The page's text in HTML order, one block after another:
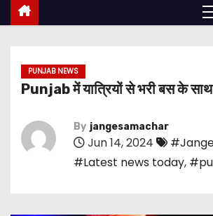
PUNJAB NEWS
Punjab में यात्रियों से भरी बस के साथ
By jangesamachar
Jun 14, 2024
#Latest news today,